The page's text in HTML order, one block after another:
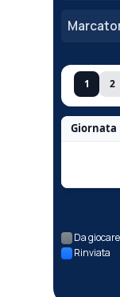
1 2
Giornata
Da giocare
Rinviata